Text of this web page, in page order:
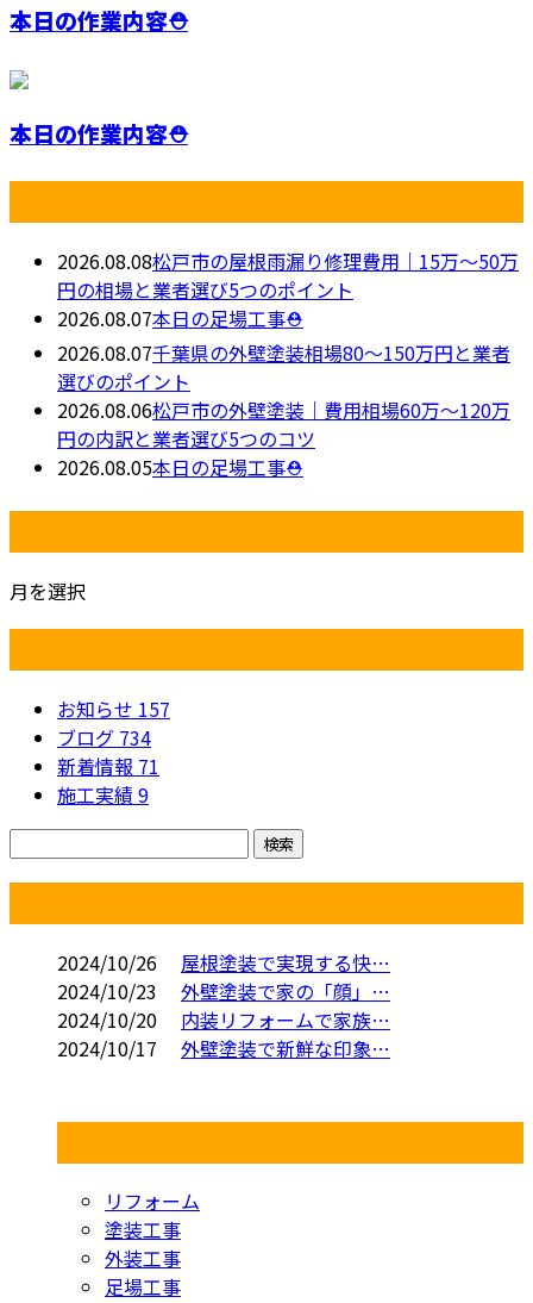
本日の作業内容⛑️
本日の作業内容⛑️
2026.08.08松戸市の屋根雨漏り修理費用｜15万〜50万
円の相場と業者選び5つのポイント
2026.08.07本日の足場工事⛑️
2026.08.07千葉県の外壁塗装相場80〜150万円と業者
選びのポイント
2026.08.06松戸市の外壁塗装｜費用相場60万〜120万
円の内訳と業者選び5つのコツ
2026.08.05本日の足場工事⛑️
月を選択
お知らせ 157
ブログ 734
新着情報 71
施工実績9
2024/10/26
屋根塗装で実現する快…
2024/10/23
外壁塗装で家の「顔」…
2024/10/20
内装リフォームで家族…
2024/10/17
外壁塗装で新鮮な印象…
リフォーム
塗装工事
外装工事
足場工事